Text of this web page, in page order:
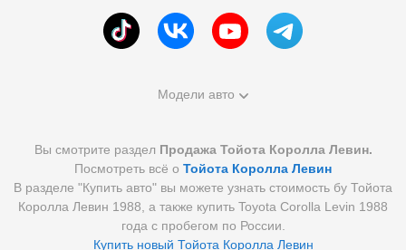
Модели авто
Вы смотрите раздел Продажа Тойота Королла Левин.
Посмотреть всё о Тойота Королла Левин
В разделе "Купить авто" вы можете узнать стоимость бу Тойота
Королла Левин 1988, а также купить Toyota Corolla Levin 1988
года с пробегом по России.
Купить новый Тойота Королла Левин